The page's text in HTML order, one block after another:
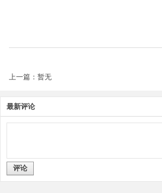
上一篇：暂无
最新评论
评论